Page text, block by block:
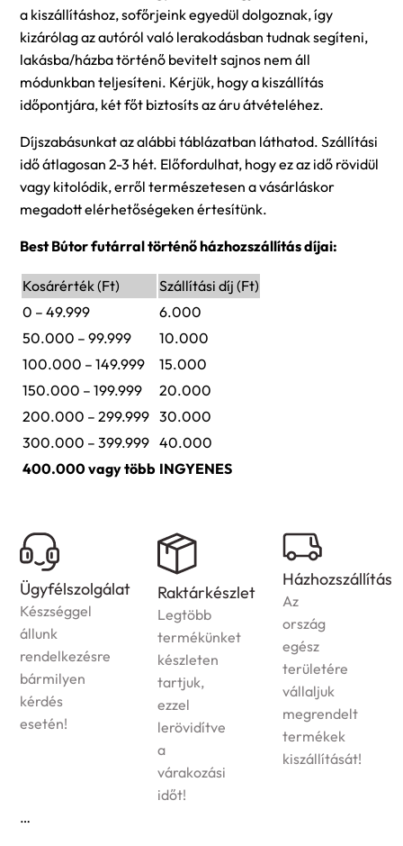
a kiszállításhoz, sofőrjeink egyedül dolgoznak, így
kizárólag az autóról való lerakodásban tudnak segíteni,
lakásba/házba történő bevitelt sajnos nem áll
módunkban teljesíteni. Kérjük, hogy a kiszállítás
időpontjára, két főt biztosíts az áru átvételéhez.
Díjszabásunkat az alábbi táblázatban láthatod. Szállítási
idő átlagosan 2-3 hét. Előfordulhat, hogy ez az idő rövidül
vagy kitolódik, erről természetesen a vásárláskor
megadott elérhetőségeken értesítünk.
Best Bútor futárral történő házhozszállítás díjai:
Kosárérték (Ft)
Szállítási díj (Ft)
0 – 49.999
6.000
50.000 – 99.999
10.000
100.000 – 149.999
15.000
150.000 – 199.999
20.000
200.000 – 299.999 30.000
300.000 – 399.999 40.000
400.000 vagy több INGYENES
Ügyfélszolgálat
Készséggel
állunk
rendelkezésre
bármilyen
kérdés
esetén!
Raktárkészlet
Legtöbb
termékünket
készleten
tartjuk,
ezzel
lerövidítve
a
várakozási
időt!
Házhozszállítás
Az
ország
egész
területére
vállaljuk
megrendelt
termékek
kiszállítását!